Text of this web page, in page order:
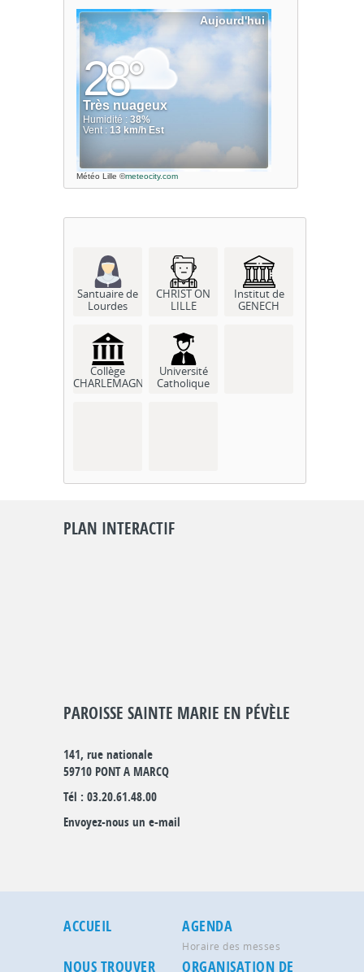
Météo Lille ©meteocity.com
Santuaire de
Lourdes
CHRIST ON
LILLE
Institut de
GENECH
Collège
CHARLEMAGNE
Université
Catholique
PLAN INTERACTIF
PAROISSE SAINTE MARIE EN PÉVÈLE
141, rue nationale
59710 PONT A MARCQ
Tél : 03.20.61.48.00
Envoyez-nous un e-mail
ACCUEIL AGENDA
Horaire des messes
NOUS TROUVER ORGANISATION DE